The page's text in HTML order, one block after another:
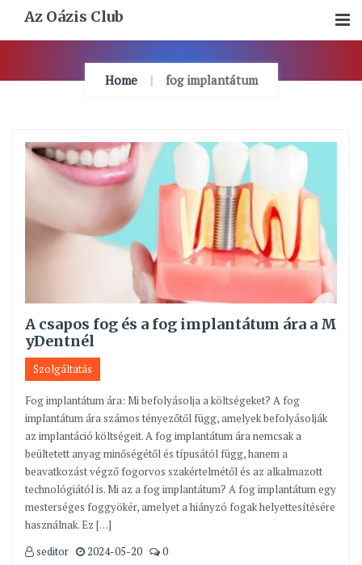
Content
Az Oázis Club
Home fog implantátum
A csapos fog és a fog implantátum ára a M
yDentnél
Szolgáltatás
Fog implantátum ára: Mi befolyásolja a költségeket? A fog
implantátum ára számos tényezőtől függ, amelyek befolyásolják
az implantáció költségeit. A fog implantátum ára nemcsak a
beültetett anyag minőségétől és típusától függ, hanem a
beavatkozást végző fogorvos szakértelmétől és az alkalmazott
technológiától is. Mi az a fog implantátum? A fog implantátum egy
mesterséges foggyökér, amelyet a hiányzó fogak helyettesítésére
használnak. Ez […]
seditor
2024-05-20 0